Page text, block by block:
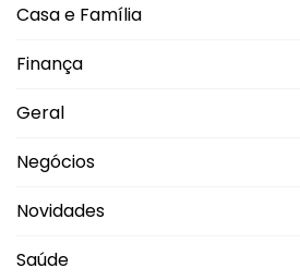
Casa e Família
Finança
Geral
Negócios
Novidades
Saúde